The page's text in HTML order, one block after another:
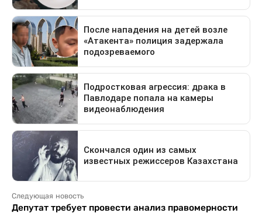
Следующая новость
Депутат требует провести анализ правомерности